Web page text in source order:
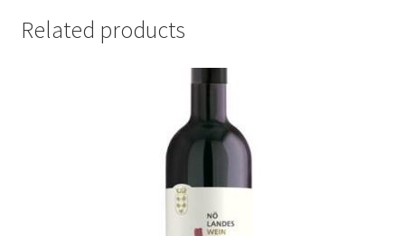
Related products